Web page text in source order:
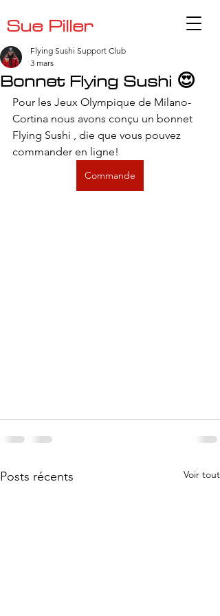
Sue Piller
Bonnet Flying Sushi 😍
Flying Sushi Support Club
3 mars
Pour les Jeux Olympique de Milano-
Cortina nous avons conçu un bonnet
Flying Sushi , die que vous pouvez
commander en ligne!
Commande
Posts récents Voir tout